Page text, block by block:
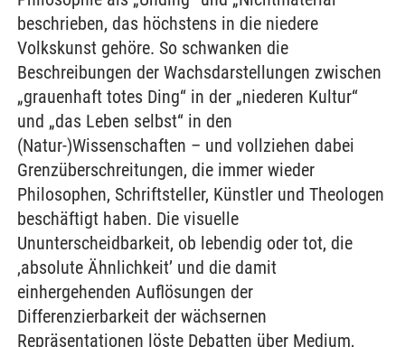
beschrieben, das höchstens in die niedere
Volkskunst gehöre. So schwanken die
Beschreibungen der Wachsdarstellungen zwischen
„grauenhaft totes Ding“ in der „niederen Kultur“
und „das Leben selbst“ in den
(Natur-)Wissenschaften – und vollziehen dabei
Grenzüberschreitungen, die immer wieder
Philosophen, Schriftsteller, Künstler und Theologen
beschäftigt haben. Die visuelle
Ununterscheidbarkeit, ob lebendig oder tot, die
‚absolute Ähnlichkeit’ und die damit
einhergehenden Auflösungen der
Differenzierbarkeit der wächsernen
Repräsentationen löste Debatten über Medium,